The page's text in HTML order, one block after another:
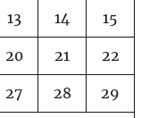
13 14 15
20 21 22
27 28 29